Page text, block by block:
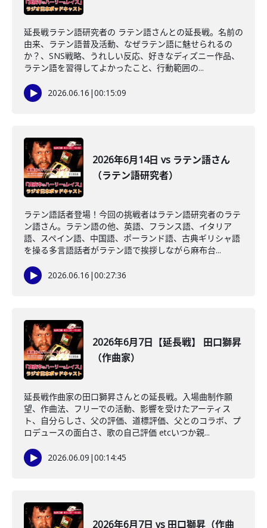
延長戦ラテン語研究者の ラテン語さんとの延長戦。名前の
由来、ラテン語普及活動、なぜラテン語に魅せられるの
か？、SNS戦略、うれしい反応、好きなディズニー作品、
ラテン語を習得してよかったこと、行動範囲の...
2026.06.16 |00:15:09
2026年6月14日 vs ラテン語さん
（ラテン語研究者）
ラテン語話者登場！今回の挑戦者はラテン語研究者のラテ
ン語さん。ラテン語の他、英語、フランス語、イタリア
語、スペイン語、中国語、ポーランド語、古典ギリシャ語
を操る多言語話者がラテン語で挨拶しながら麻布台...
2026.06.16 |00:27:36
2026年6月7日【延長戦】 田口獅昇
（作曲家）
延長戦作曲家の田口獅昇さんとの延長戦。入場曲制作願
望、作曲法、フリーでの活動、影響を受けたアーティス
ト、自分らしさ、父の評価、道標評価、父とのコラボ、プ
ロデュースの面白さ、歌の自己評価 etcいつか親...
2026.06.09 |00:14:45
2026年6月7日 vs 田口獅昇（作曲